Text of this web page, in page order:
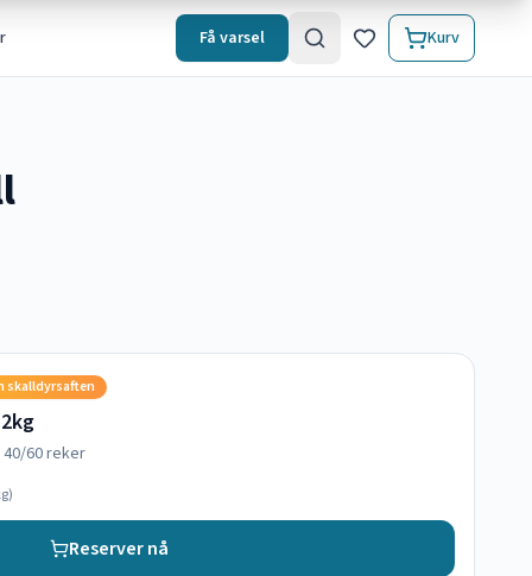
Få varsel Kurv
skalldyrsaften
60 reker
Reserver nå